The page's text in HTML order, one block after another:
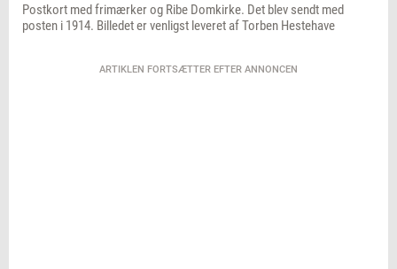
Postkort med frimærker og Ribe Domkirke. Det blev sendt med
posten i 1914. Billedet er venligst leveret af Torben Hestehave
ARTIKLEN FORTSÆTTER EFTER ANNONCEN